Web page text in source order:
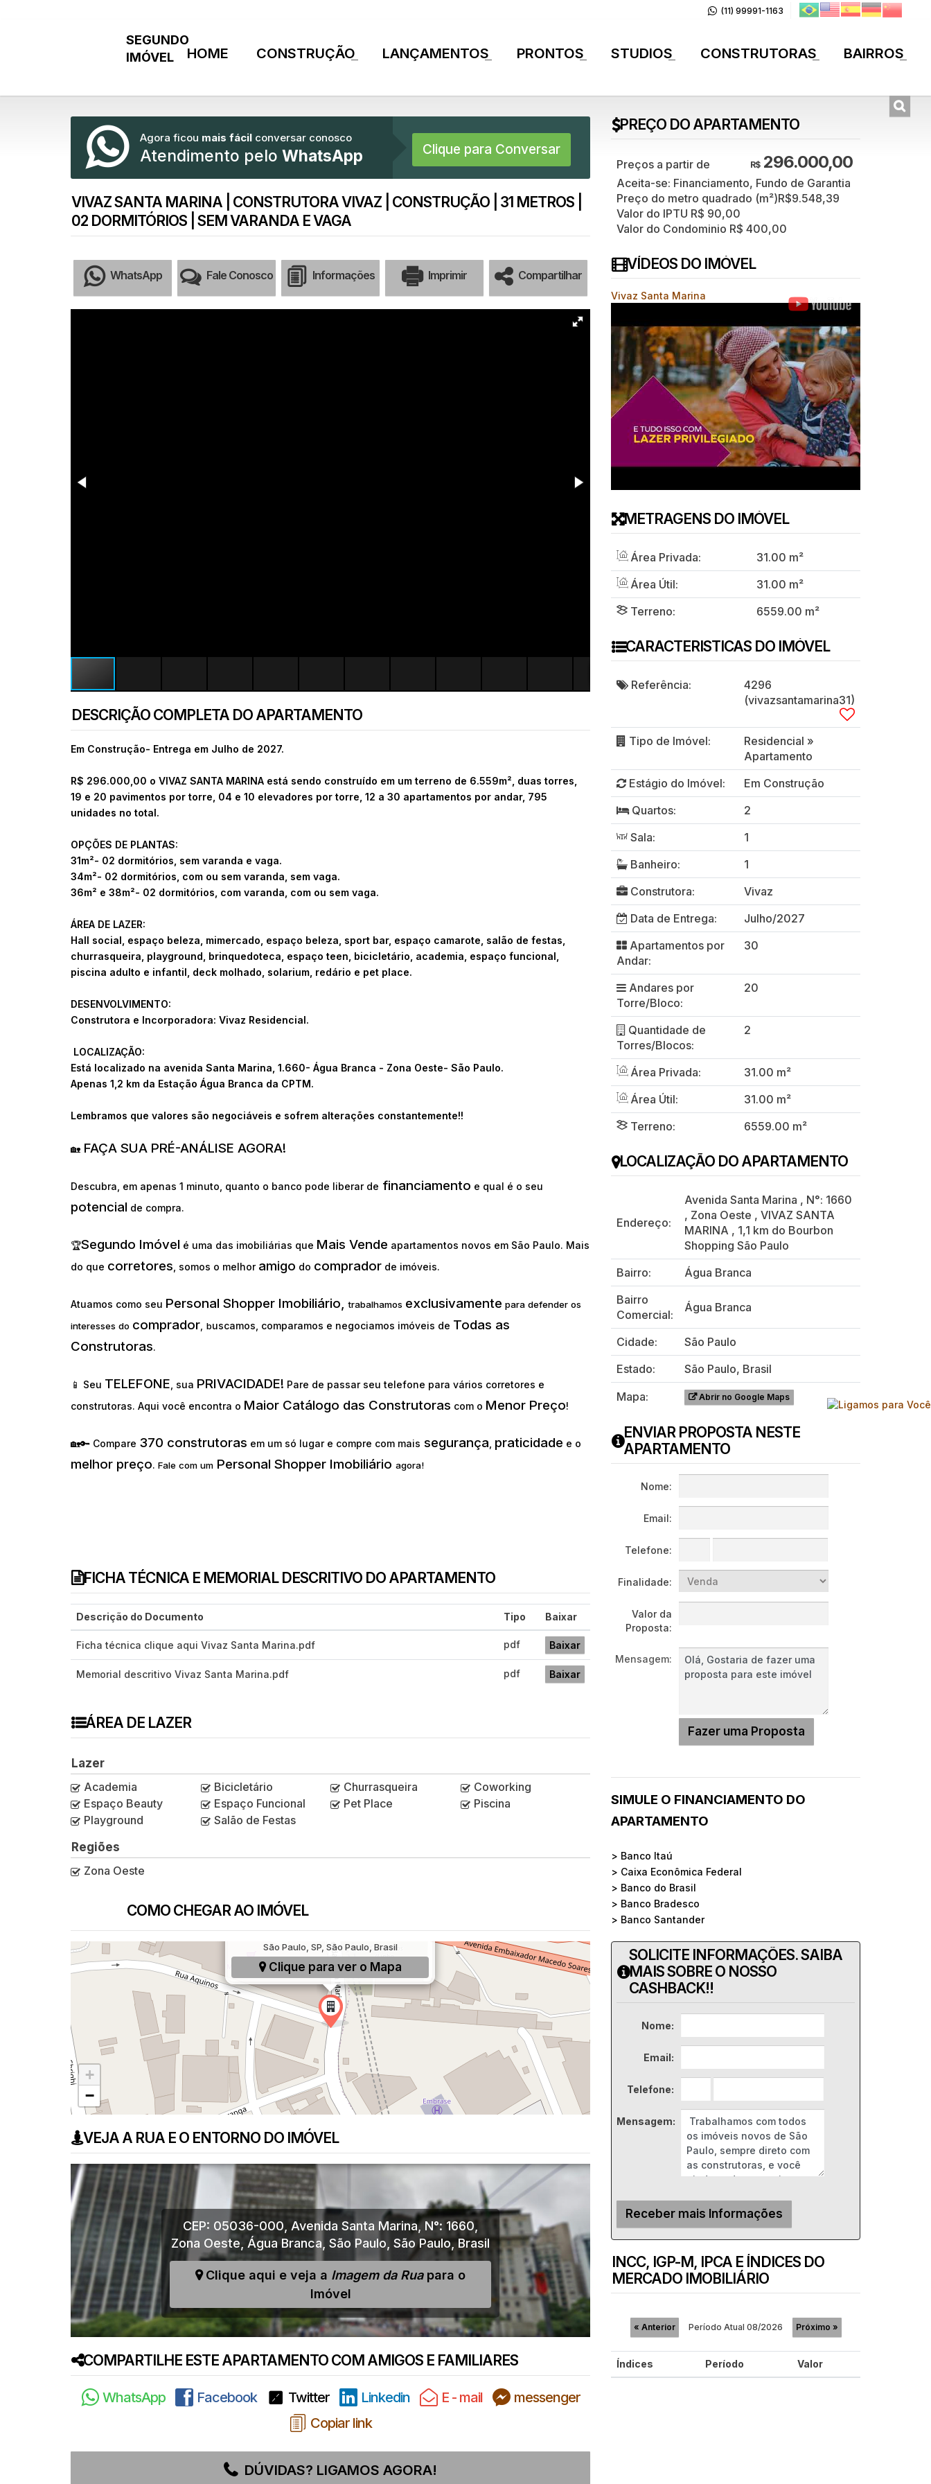
(11) 99991-1163
BAIRROS
CONSTRUTORAS
STUDIOS
PRONTOS
LANÇAMENTOS
CONSTRUÇÃO
HOME
Agora ficou mais fácil conversar conosco
Atendimento pelo WhatsApp Clique para Conversar
VIVAZ SANTA MARINA | CONSTRUTORA VIVAZ | CONSTRUÇÃO | 31 METROS |
02 DORMITÓRIOS | SEM VARANDA E VAGA
WhatsApp Fale Conosco Informações Imprimir Compartilhar
DESCRIÇÃO COMPLETA DO APARTAMENTO
Em Construção- Entrega em Julho de 2027.
R$ 296.000,00 o VIVAZ SANTA MARINA está sendo construído em um terreno de 6.559m², duas torres,
19 e 20 pavimentos por torre, 04 e 10 elevadores por torre, 12 a 30 apartamentos por andar, 795
unidades no total.
OPÇÕES DE PLANTAS:
31m²- 02 dormitórios, sem varanda e vaga.
34m²- 02 dormitórios, com ou sem varanda, sem vaga.
36m² e 38m²- 02 dormitórios, com varanda, com ou sem vaga.
ÁREA DE LAZER:
Hall social, espaço beleza, mimercado, espaço beleza, sport bar, espaço camarote, salão de festas,
churrasqueira, playground, brinquedoteca, espaço teen, bicicletário, academia, espaço funcional,
piscina adulto e infantil, deck molhado, solarium, redário e pet place.
DESENVOLVIMENTO:
Construtora e Incorporadora: Vivaz Residencial.
LOCALIZAÇÃO:
Está localizado na avenida Santa Marina, 1.660- Água Branca - Zona Oeste- São Paulo.
Apenas 1,2 km da Estação Água Branca da CPTM.
Lembramos que valores são negociáveis e sofrem alterações constantemente!!
🏡 FAÇA SUA PRÉ-ANÁLISE AGORA!
Descubra, em apenas 1 minuto, quanto o banco pode liberar de financiamento e qual é o seu
potencial de compra.
🏆Segundo Imóvel é uma das imobiliárias que Mais Vende apartamentos novos em São Paulo. Mais
do que corretores , somos o melhor amigo do comprador de imóveis.
Atuamos como seu Personal Shopper Imobiliário,trabalhamos exclusivamente para defender os
interesses do comprador buscamos, comparamos e negociamos imóveis de Todas as
Construtoras.
📱 Seu TELEFONE , sua PRIVACIDADE! Pare de passar seu telefone para vários corretores e
construtoras. Aqui você encontra o Maior Catálogo das Construtoras com o Menor Preço!
🏡🔑 Compare 370 construtoras em um só lugar e compre com mais segurança praticidade e o
melhor preço. Fale com um Personal Shopper Imobiliário agora!
FICHA TÉCNICA E MEMORIAL DESCRITIVO DO APARTAMENTO
Descrição do Documento Tipo Baixar
Ficha técnica clique aqui Vivaz Santa Marina.pdf pdf Baixar
Memorial descritivo Vivaz Santa Marina.pdf pdf Baixar
ÁREA DE LAZER
Lazer
Academia
Bicicletário Churrasqueira
Coworking
Espaço Beauty
Espaço Funcional Pet Place
Piscina
Playground
Salão de Festas
Regiões
Zona Oeste
COMO CHEGAR AO IMÓVEL
Avenida Santa Marina, 1660, Água Branca,
São Paulo, SP, São Paulo, Brasil
Clique para ver o Mapa
+
−
VEJA A RUA E O ENTORNO DO IMÓVEL
CEP: 05036-000 ,Avenida Santa Marina, N°: 1660
Zona Oeste Água Branca São Paulo São Paulo ,Brasil
Clique aqui e veja a Imagem da Ruapara o
Imóvel
COMPARTILHE ESTE APARTAMENTO COM AMIGOS E FAMILIARES
WhatsApp Facebook Twitter Linkedin E - mail
messenger
Copiar link
DÚVIDAS? LIGAMOS AGORA!
PREÇO DO APARTAMENTO
R$296.000,00
Aceita-se: Financiamento, Fundo de Garantia
Preço do metro quadrado (m²)R$9.548,39
Valor do IPTU R$ 90,00
Valor do Condominio R$ 400,00
VÍDEOS DO IMÓVEL
Vivaz Santa Marina
METRAGENS DO IMÓVEL
Área Privada: 31.00 m²
Área Útil:
31.00 m²
Terreno:
6559.00 m²
CARACTERISTICAS DO IMÓVEL
Referência:
4296
(vivazsantamarina31)
Tipo de Imóvel: Residencial »
Apartamento
Estágio do Imóvel:
Em Construção
Quartos:
2
Sala:
1
Banheiro:
1
Construtora:
Vivaz
Data de Entrega:
Julho/2027
Apartamentos por
Andar:
30
Andares por
Torre/Bloco:
20
Quantidade de
Torres/Blocos:
2
Área Privada:
31.00 m²
Área Útil:
31.00 m²
Terreno:
6559.00 m²
LOCALIZAÇÃO DO APARTAMENTO
Endereço:
Avenida Santa Marina , N°: 1660
, Zona Oeste , VIVAZ SANTA
MARINA , 1,1 km do Bourbon
Shopping São Paulo
Bairro:
Água Branca
Bairro
Comercial:
Água Branca
Cidade:
São Paulo
Estado:
São Paulo, Brasil
Mapa:
Abrir no Google Maps
ENVIAR PROPOSTA NESTE
APARTAMENTO
Nome:
Email:
Telefone:
Finalidade:
Valor da
Proposta:
Mensagem:
SIMULE O FINANCIAMENTO DO
APARTAMENTO
> Banco Itaú
> Caixa Econômica Federal
> Banco do Brasil
> Banco Bradesco
> Banco Santander
SOLICITE INFORMAÇÕES. SAIBA
MAIS SOBRE O NOSSO
CASHBACK!!
Nome:
Email:
Telefone:
Mensagem:
INCC, IGP-M, IPCA E ÍNDICES DO
MERCADO IMOBILIÁRIO
« Anterior Período Atual 08/2026 Próximo »
Índices Período Valor